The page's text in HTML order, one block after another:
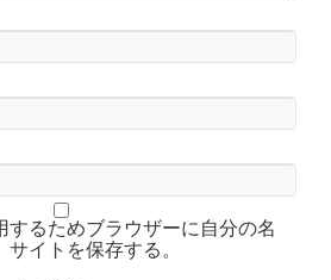
するためブラウザーに自分の名
イトを保存する。